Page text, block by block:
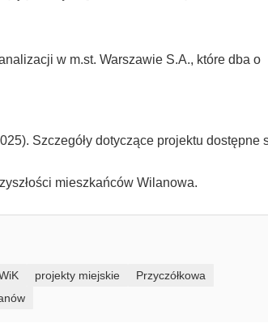
w m.st. Warszawie S.A., które dba o
Szczegóły dotyczące projektu dostępne
mieszkańców Wilanowa.
projekty miejskie
Przyczółkowa